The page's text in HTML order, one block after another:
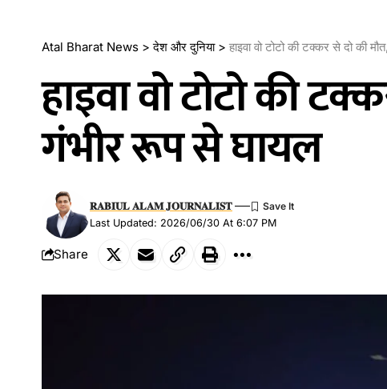
Atal Bharat News >देश और दुनिया> हाइवा वो टोटो की टक्कर से दो की
हाइवा वो टोटो की
गंभीर रूप से घायल
Last Updated: 2026/06/30 At 6:07 PM
𝐑𝐀𝐁𝐈𝐔𝐋 𝐀𝐋𝐀𝐌 𝐉𝐎𝐔𝐑𝐍𝐀𝐋𝐈𝐒𝐓
Share